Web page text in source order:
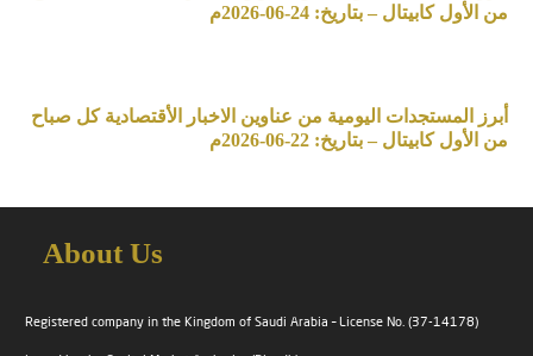
من الأول كابيتال – بتاريخ: 24-06-2026م
أبرز المستجدات اليومية من عناوين الاخبار الأقتصادية كل صباح
من الأول كابيتال – بتاريخ: 22-06-2026م
About Us
Registered company in the Kingdom of Saudi Arabia – License No. (37-14178)